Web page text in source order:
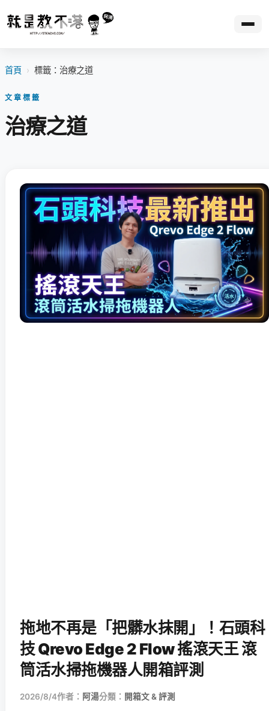
首頁 › 標籤：治療之道
文章標籤
治療之道
拖地不再是「把髒水抹開」！石頭科
技 Qrevo Edge 2 Flow 搖滾天王 滾
筒活水掃拖機器人開箱評測
2026/8/4作者： 阿湯分類： 開箱文 & 評測